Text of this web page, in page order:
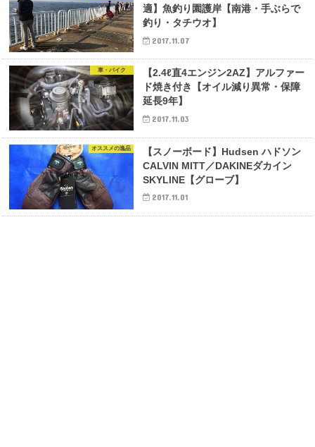
適】魚釣り園護岸【南港・手ぶらで
釣り・タチウオ】
2017.11.07
車・バイク
【2.4ℓ直4エンジン2AZ】アルファー
ド焼き付き【オイル減り異常・保障
延長9年】
2017.11.03
オススメの逸品
【スノーボード】Hudsen ハドソン
CALVIN MITT／DAKINEダカイン
SKYLINE【グローブ】
2017.11.01